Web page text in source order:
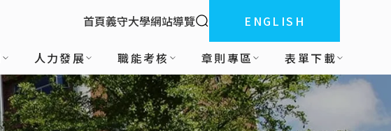
:::
首頁義守大學網站導覽 全站搜索ENGLISH
人力發展 職能考核 章則專區 表單下載